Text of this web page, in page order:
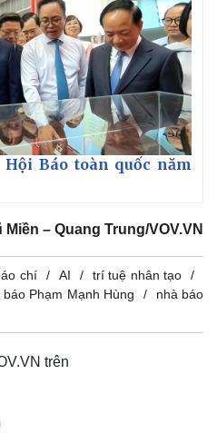
Báo toàn quốc năm
Miền – Quang Trung/VOV.VN
chí AI
trí tuệ nhân tạo
báo Phạm Mạnh Hùng
nhà báo
trên